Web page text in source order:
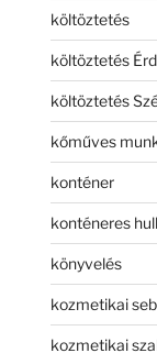
költöztetés
költöztetés Érd
költöztetés
kőműves
konténer
konténeres
könyvelés
kozmetikai
kozmetikai